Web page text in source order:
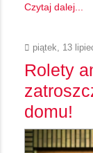
Czytaj dalej...
piątek, 13
Rolety
domu!